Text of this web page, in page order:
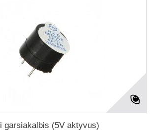
garsiakalbis (5V aktyvus)